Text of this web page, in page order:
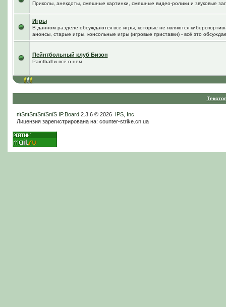
Приколы, анекдоты, смешные картинки, смешные видео-ролики и звуковые
Игры
В данном разделе обсуждаются все игры, которые не являются
анонсы, старые игры, консольные игры (игровые приставки) - всё это
Пейнтбольный клуб Бизон
Paintball и всё о нем.
пїЅпїЅпїЅпїЅпїЅ IP.Board2.3.6 © 2026 IPS, Inc
Лицензия зарегистрирована на: counter-strike.cn.ua